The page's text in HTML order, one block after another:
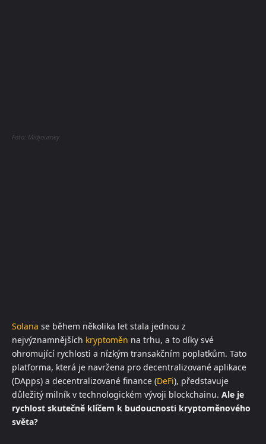
Foto: Midjourney
Solana se během několika let stala jednou z
nejvýznamnějších kryptoměn na trhu, a to díky své
ohromující rychlosti a nízkým transakčním poplatkům. Tato
platforma, která je navržena pro decentralizované aplikace
(DApps) a decentralizované finance (DeFi), představuje
důležitý milník v technologickém vývoji blockchainu. Ale je
rychlost skutečně klíčem k budoucnosti kryptoměnového
světa?